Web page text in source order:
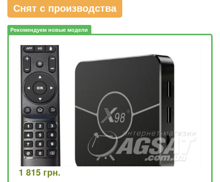
Снят с производства
Рекомендуем новые модели
1 815 грн.